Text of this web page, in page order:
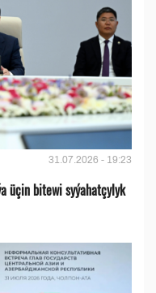
31.07.2026 - 19:23
üçin bitewi syýahatçylyk